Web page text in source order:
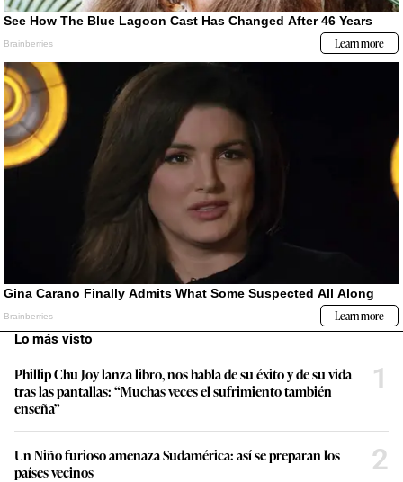
Lo más visto
Phillip Chu Joy lanza libro, nos habla de su éxito y de su vida
tras las pantallas: “Muchas veces el sufrimiento también
enseña”
1
Un Niño furioso amenaza Sudamérica: así se preparan los
países vecinos
2